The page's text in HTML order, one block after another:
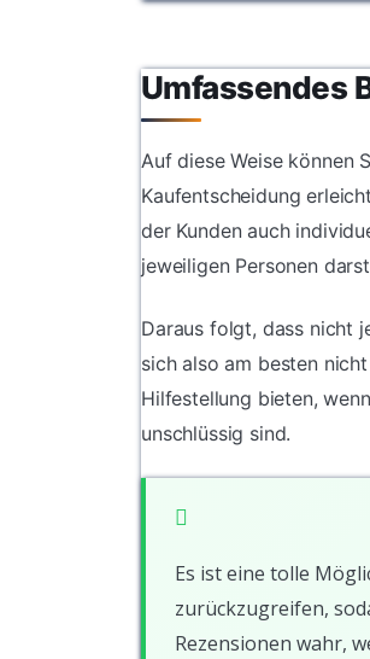
Umfassendes
Auf diese Weise können
Kaufentscheidung
der Kunden auch
jeweiligen Personen
Daraus folgt, dass nicht
sich also am besten
Hilfestellung bieten,
unschlüssig sind.
Es ist eine tolle
zurückzugreifen,
Rezensionen wahr,